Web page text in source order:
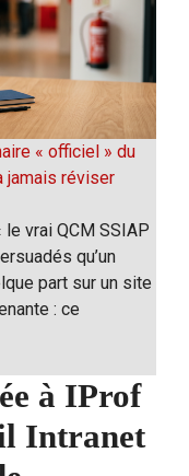
« officiel » du
jamais réviser
le vrai QCM SSIAP
qu’un
part sur un site
: ce
à IProf
Intranet